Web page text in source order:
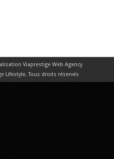
Viaprestige Web Agency
Lifestyle, Tous droits réservés